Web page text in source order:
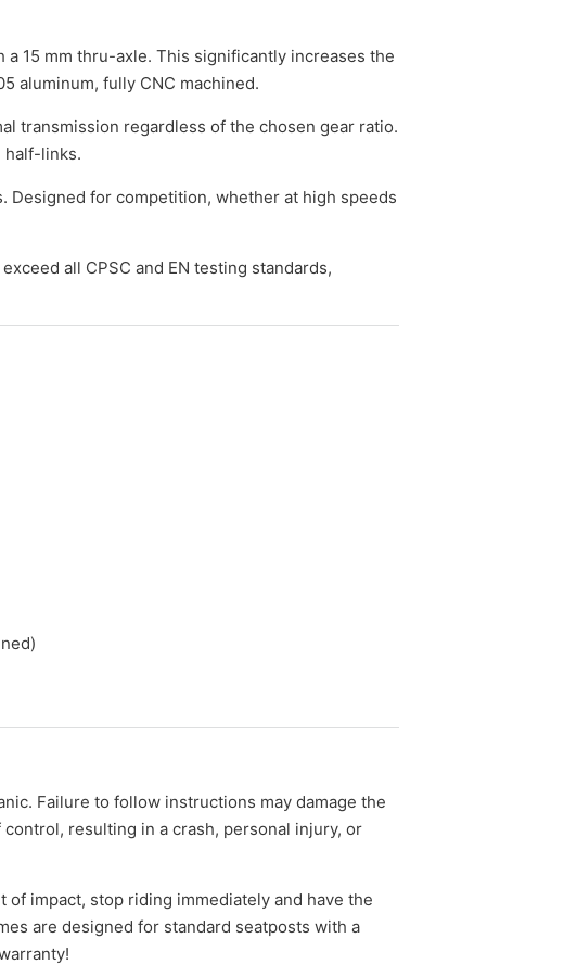
15 mm thru-axle. This significantly increases the
aluminum, fully CNC machined.
transmission regardless of the chosen gear ratio.
half-links.
Designed for competition, whether at high speeds
all CPSC and EN testing standards,
Failure to follow instructions may damage the
resulting in a crash, personal injury, or
of impact, stop riding immediately and have the
are designed for standard seatposts with a